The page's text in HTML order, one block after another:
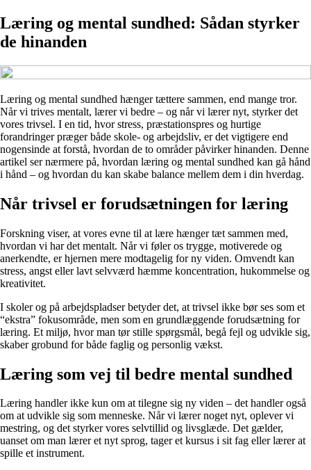
Læring og mental sundhed: Sådan styrker
de hinanden
Læring og mental sundhed hænger tættere sammen, end mange tror.
Når vi trives mentalt, lærer vi bedre – og når vi lærer nyt, styrker det
vores trivsel. I en tid, hvor stress, præstationspres og hurtige
forandringer præger både skole- og arbejdsliv, er det vigtigere end
nogensinde at forstå, hvordan de to områder påvirker hinanden. Denne
artikel ser nærmere på, hvordan læring og mental sundhed kan gå hånd
i hånd – og hvordan du kan skabe balance mellem dem i din hverdag.
Når trivsel er forudsætningen for læring
Forskning viser, at vores evne til at lære hænger tæt sammen med,
hvordan vi har det mentalt. Når vi føler os trygge, motiverede og
anerkendte, er hjernen mere modtagelig for ny viden. Omvendt kan
stress, angst eller lavt selvværd hæmme koncentration, hukommelse og
kreativitet.
I skoler og på arbejdspladser betyder det, at trivsel ikke bør ses som et
“ekstra” fokusområde, men som en grundlæggende forudsætning for
læring. Et miljø, hvor man tør stille spørgsmål, begå fejl og udvikle sig,
skaber grobund for både faglig og personlig vækst.
Læring som vej til bedre mental sundhed
Læring handler ikke kun om at tilegne sig ny viden – det handler også
om at udvikle sig som menneske. Når vi lærer noget nyt, oplever vi
mestring, og det styrker vores selvtillid og livsglæde. Det gælder,
uanset om man lærer et nyt sprog, tager et kursus i sit fag eller lærer at
spille et instrument.